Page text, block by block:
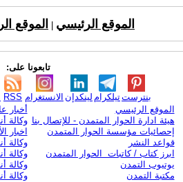
الموقع الرئيسي الموقع
تابعونا على:
RSS الانستغرام لينكدإن تيلكرامبنترست
الموقع الرئيسي
هيئة ادارة الحوار المتمدن - للإتصال بنا
إحصائيات مؤسسة الحوار المتمدن
قواعد النشر
ابرز كتاب / كاتبات الحوار المتمدن
يوتيوب التمدن
مكتبة التمدن
أخبار
وكالة
اخبار
وكالة
وكالة
وكالة
وكالة